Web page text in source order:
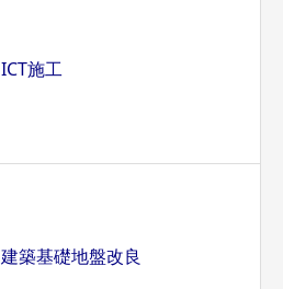
ICT施工
建築基礎地盤改良